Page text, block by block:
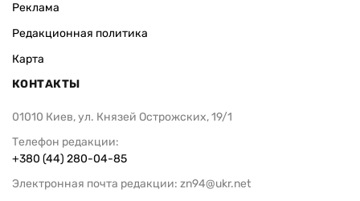
Реклама
Редакционная политика
Карта
КОНТАКТЫ
01010 Киев, ул. Князей Острожских, 19/1
Телефон редакции:
+380 (44) 280-04-85
Электронная почта редакции: zn94@ukr.net